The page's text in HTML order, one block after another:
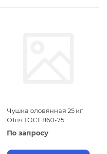
Чушка оловянная 25 кг
О1пч ГОСТ 860-75
По запросу